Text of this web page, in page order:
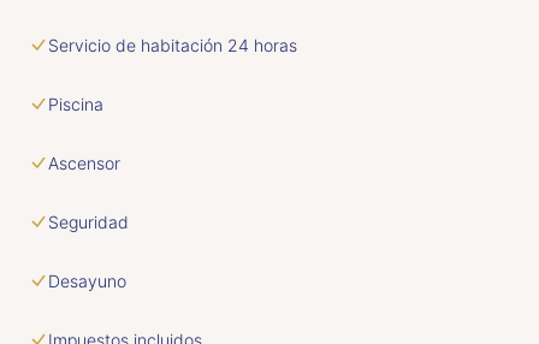
Servicio de habitación 24 horas
Piscina
Ascensor
Seguridad
Desayuno
Impuestos incluidos